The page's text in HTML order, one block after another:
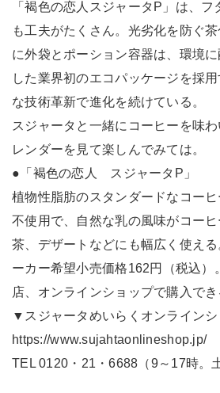
「褐色の恋人スジャータP」は、
も工夫がたくさん。光劣化を防ぐ
に外袋とポーション容器は、環境
した業界初のエコパッケージを採
な技術革新で進化を続けている。
スジャータと一緒にコーヒーを味
レンダーを見て楽しんでみては。
●「褐色の恋人 スジャータP」
植物性脂肪のスタンダードなコー
不使用で、自然な乳の風味がコー
茶、デザートなどにも幅広く使え
ーカー希望小売価格162円（税込）
店、オンラインショップで購入でき
▼スジャータめいらくオンライン
https://www.sujahtaonlineshop.jp/
TEL 0120・21・6688（9～17時。